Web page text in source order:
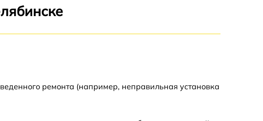
ремонта (например, неправильная установка